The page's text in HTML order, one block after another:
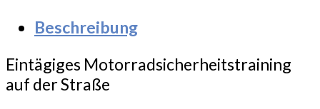
Beschreibung
Eintägiges Motorradsicherheitstraining
auf der Straße